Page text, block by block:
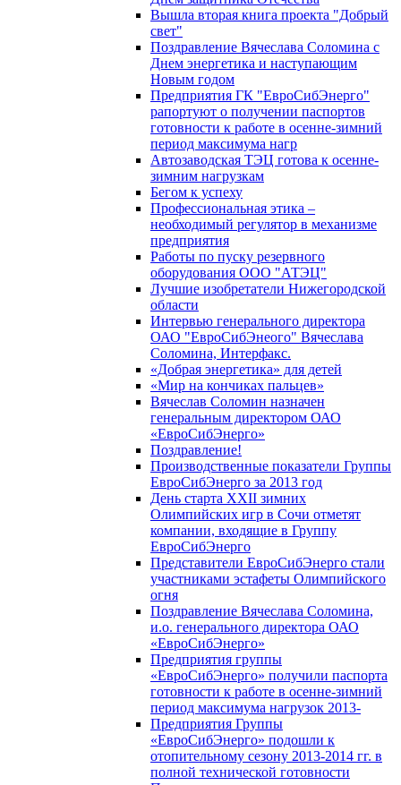
Вышла вторая книга проекта "Добрый
свет"
Поздравление Вячеслава Соломина с
Днем энергетика и наступающим
Новым годом
Предприятия ГК "ЕвроСибЭнерго"
рапортуют о получении паспортов
готовности к работе в осенне-зимний
период максимума нагр
Автозаводская ТЭЦ готова к осенне-
зимним нагрузкам
Бегом к успеху
Профессиональная этика –
необходимый регулятор в механизме
предприятия
Работы по пуску резервного
оборудования ООО "АТЭЦ"
Лучшие изобретатели Нижегородской
области
Интервью генерального директора
ОАО "ЕвроСибЭнеого" Вячеслава
Соломина, Интерфакс.
«Добрая энергетика» для детей
«Мир на кончиках пальцев»
Вячеслав Соломин назначен
генеральным директором ОАО
«ЕвроСибЭнерго»
Поздравление!
Производственные показатели Группы
ЕвроСибЭнерго за 2013 год
День старта XXII зимних
Олимпийских игр в Сочи отметят
компании, входящие в Группу
ЕвроСибЭнерго
Представители ЕвроСибЭнерго стали
участниками эстафеты Олимпийского
огня
Поздравление Вячеслава Соломина,
и.о. генерального директора ОАО
«ЕвроСибЭнерго»
Предприятия группы
«ЕвроСибЭнерго» получили паспорта
готовности к работе в осенне-зимний
период максимума нагрузок 2013-
Предприятия Группы
«ЕвроСибЭнерго» подошли к
отопительному сезону 2013-2014 гг. в
полной технической готовности